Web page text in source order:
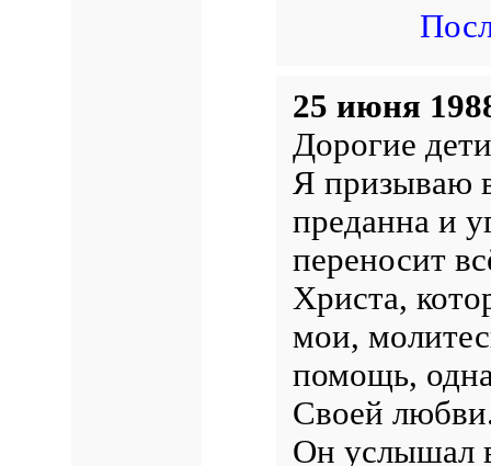
25 июня
Дорогие
Я призываю
преданна и
переносит
Христа,
мои,
помощь,
Своей
Он услышал